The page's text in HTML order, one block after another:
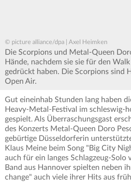
© picture alliance/dpa | Axel Heimken
Die Scorpions und Metal-Queen
Hände, nachdem sie sie für den
gedrückt haben. Die Scorpions sind
Open Air.
Gut eineinhab Stunden lang haben
Heavy-Metal-Festival im schleswig-
gespielt. Als Überraschungsgast
des Konzerts Metal-Queen Doro
gebürtige Düsseldorferin
Klaus Meine beim Song "Big City
auch für ein langes Schlagzeug-Solo
Band aus Hannover spielten neben
change" auch viele ihrer Hits aus